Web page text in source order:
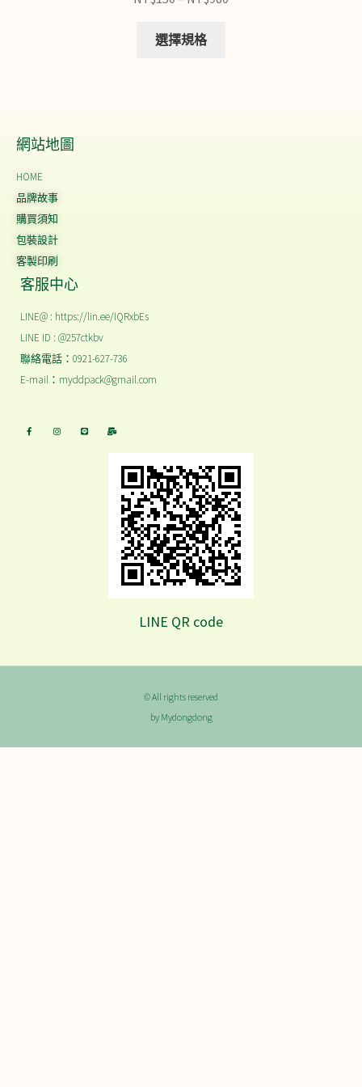
選擇規格
網站地圖
HOME
品牌故事
購買須知
包裝設計
客製印刷
客服中心
LINE@ : https://lin.ee/IQRxbEs
LINE ID : @257ctkbv
聯絡電話：0921-627-736
E-mail：myddpack@gmail.com
LINE QR code
© All rights reserved
by Mydongdong